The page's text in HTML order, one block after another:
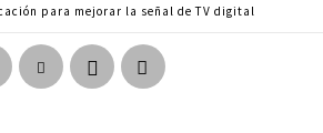
para mejorar la señal de TV digital